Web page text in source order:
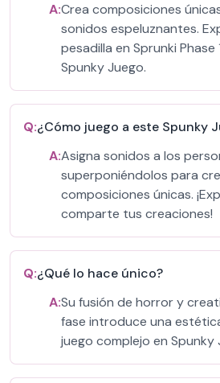
A:Crea composiciones
sonidos espeluznantes.
pesadilla en Sprunki Phase
Spunky Juego.
Q:¿Cómo juego a este Spunky
A:Asigna sonidos a los
superponiéndolos para
composiciones únicas.
comparte tus creaciones!
Q:¿Qué lo hace único?
A:Su fusión de horror y
fase introduce una
juego complejo en Spunky